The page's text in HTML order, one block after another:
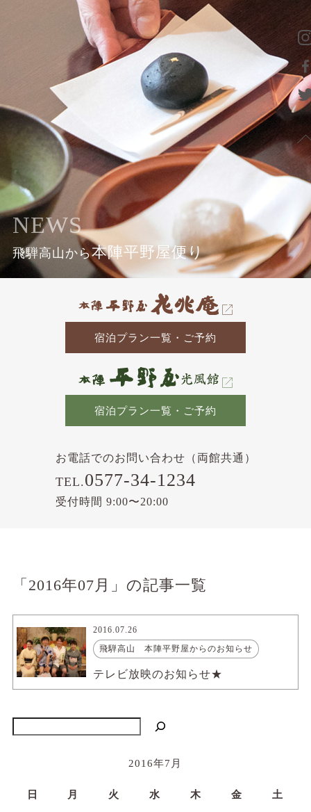
NEWS
飛騨高山から本陣平野屋便り
宿泊プラン一覧・ご予約
宿泊プラン一覧・ご予約
お電話でのお問い合わせ（両館共通）
TEL.0577-34-1234
受付時間 9:00〜20:00
「2016年07月」の記事一覧
2016.07.26
飛騨高山 本陣平野屋からのお知らせ
テレビ放映のお知らせ★
2016年7月
日 月 火 水 木 金 土